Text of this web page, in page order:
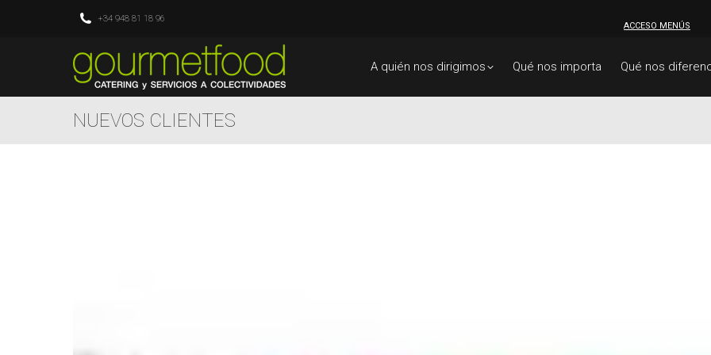
+34 948 81 18 96
ACCESO MENÚS
A quién nos dirigimos Qué nos importa Qué nos
NUEVOS CLIENTES